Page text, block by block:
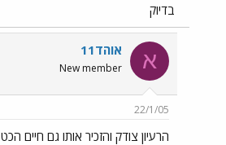
בדיוק
א אוהד11
New member
22/1/05
הרעיון צודק והזכיר אותו גם חיים הכט